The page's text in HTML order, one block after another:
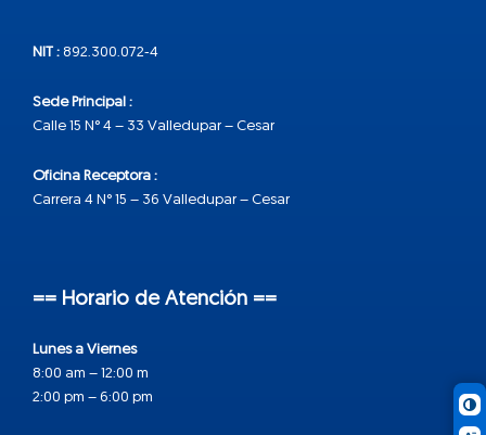
NIT : 892.300.072-4
Sede Principal :
Calle 15 N° 4 – 33 Valledupar – Cesar
Oficina Receptora :
Carrera 4 N° 15 – 36 Valledupar – Cesar
== Horario de Atención ==
Lunes a Viernes
8:00 am – 12:00 m
2:00 pm – 6:00 pm